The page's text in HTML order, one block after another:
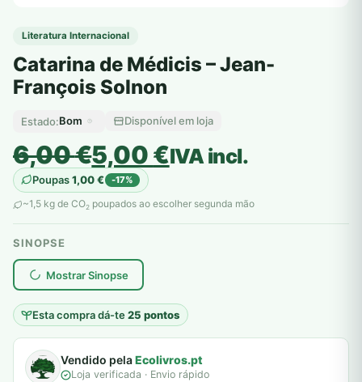
Literatura Internacional
Catarina de Médicis – Jean-
François Solnon
Estado:Bom Disponível em loja
6,00€
O
preço
original
era:
6,00 €.
5,00€
O
preço
atual
é:
5,00 €.
IVA incl.
Poupas1,00€ -17%
~1,5 kg de CO2 poupados ao escolher segunda mão
SINOPSE
Mostrar Sinopse
Esta compra dá-te25 pontos
plantar árvores reais
Vendido pelaEcolivros.pt
Loja verificada · Envio rápido